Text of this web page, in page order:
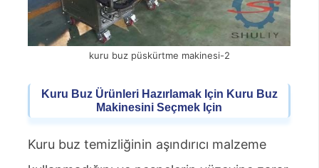
kuru buz püskürtme makinesi-2
Kuru Buz Ürünleri Hazırlamak Için Kuru Buz
Makinesini Seçmek Için
Kuru buz temizliğinin aşındırıcı malzeme